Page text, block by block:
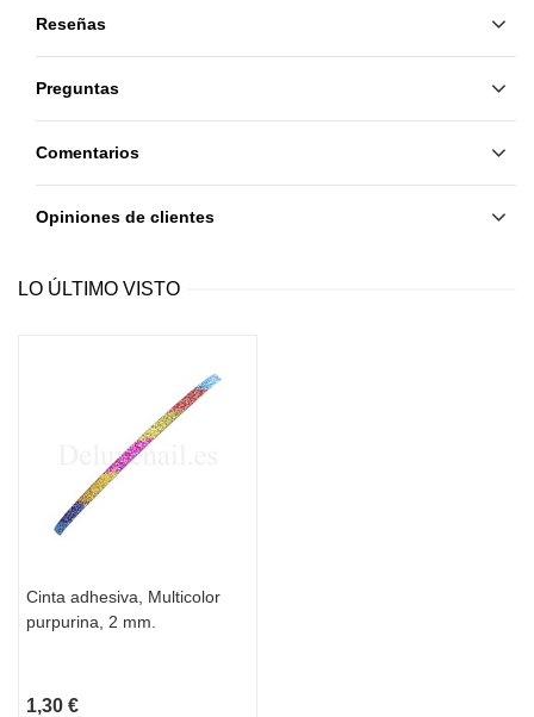
Reseñas
Preguntas
Comentarios
Opiniones de clientes
LO ÚLTIMO VISTO
Cinta adhesiva, Multicolor
purpurina, 2 mm.
1,30 €